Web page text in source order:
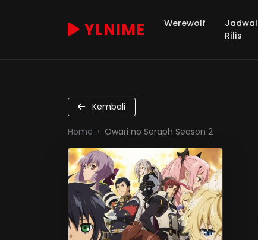
YLNIME Werewolf
Jadwal
Rilis
Kembali
Home Owari no Seraph Season 2